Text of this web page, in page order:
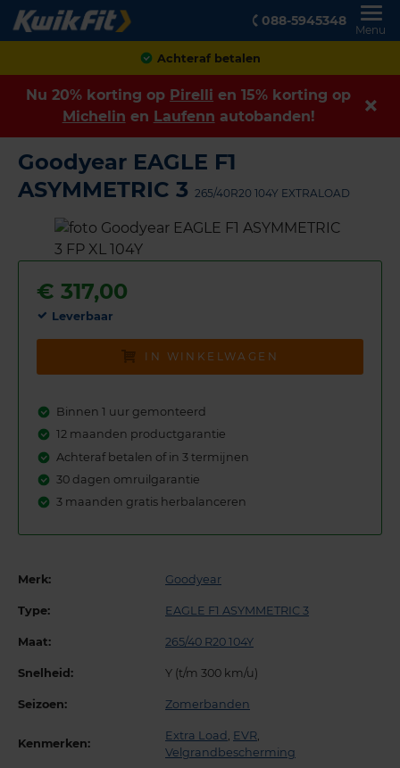
088-5945348
Menu
Achteraf betalen
Nu 20% korting op Pirelli en 15% korting op
Michelin en Laufenn autobanden!
Goodyear EAGLE F1
ASYMMETRIC 3 265/40R20 104Y EXTRALOAD
€ 317,00
Leverbaar
IN WINKELWAGEN
Binnen 1 uur gemonteerd
12 maanden productgarantie
Achteraf betalen of in 3 termijnen
30 dagen omruilgarantie
3 maanden gratis herbalanceren
Merk: Goodyear
Type: EAGLE F1 ASYMMETRIC 3
Maat: 265/40 R20 104Y
Snelheid: Y (t/m 300 km/u)
Seizoen: Zomerbanden
Kenmerken:
Extra Load EVR
Velgrandbescherming